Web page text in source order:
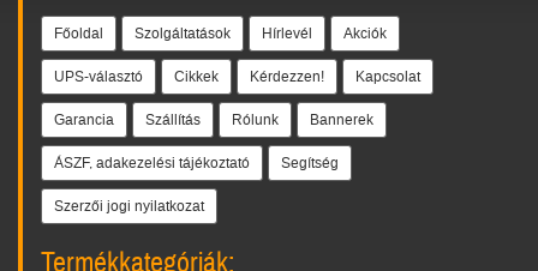
Főoldal Szolgáltatások Hírlevél Akciók
UPS-választó Cikkek Kérdezzen! Kapcsolat
Garancia Szállítás Rólunk Bannerek
ÁSZF, adakezelési tájékoztató Segítség
Szerzői jogi nyilatkozat
Termékkategóriák: